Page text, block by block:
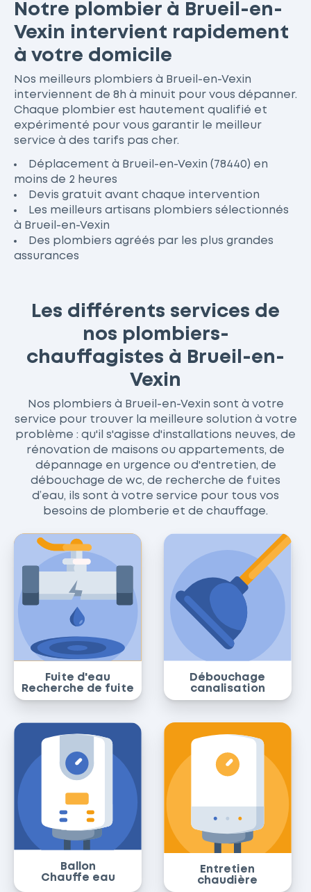
Notre plombier à Brueil-en-
Vexin intervient rapidement
à votre domicile
Nos meilleurs plombiers à Brueil-en-Vexin
interviennent de 8h à minuit pour vous dépanner.
Chaque plombier est hautement qualifié et
expérimenté pour vous garantir le meilleur
service à des tarifs pas cher.
Déplacement à Brueil-en-Vexin (78440) en
moins de 2 heures
Devis gratuit avant chaque intervention
Les meilleurs artisans plombiers sélectionnés
à Brueil-en-Vexin
Des plombiers agréés par les plus grandes
assurances
Les différents services de
nos plombiers-
chauffagistes à Brueil-en-
Vexin
Nos plombiers à Brueil-en-Vexin sont à votre
service pour trouver la meilleure solution à votre
problème : qu'il s'agisse d'installations neuves, de
rénovation de maisons ou appartements, de
dépannage en urgence ou d'entretien, de
débouchage de wc, de recherche de fuites
d’eau, ils sont à votre service pour tous vos
besoins de plomberie et de chauffage.
Fuite d'eau
Recherche de fuite
Débouchage
canalisation
Ballon
Chauffe eau
Entretien
chaudière